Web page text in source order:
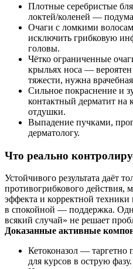
Плотные серебристые
локтей/коленей —
Очаги с ломкими
исключить грибковую
головы.
Чётко ограниченные
крыльях носа —
тяжести, нужна
Сильное покраснение и
контактный дерматит на
отдушки.
Выпадение пучками,
дерматологу.
Что реально
Устойчивого результата даёт
противогрибкового действия,
эффекта и корректной
в спокойной — поддержка.
всякий случай» не решает
Доказанные активные
Кетоконазол — таргетно
для курсов в острую фазу.